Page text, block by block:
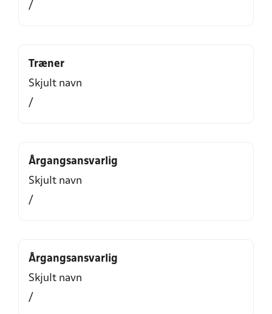
/
Træner
Skjult navn
/
Årgangsansvarlig
Skjult navn
/
Årgangsansvarlig
Skjult navn
/